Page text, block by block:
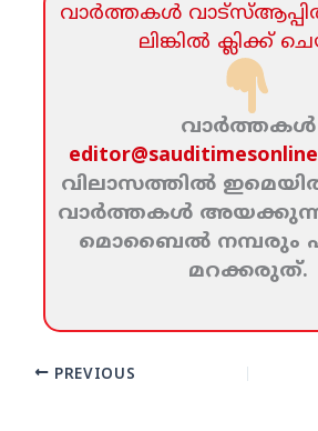
വാര്‍ത്തകള്‍
ലിങ്കില്‍ ക്ലിക്ക്‌
വാര്‍ത്തകള്‍
വിലാസത്തില്‍
വാര്‍ത്തകള്‍
മൊബൈല്‍ നമ്പരും
മറക്കരുത്‌.
PREVIOUS